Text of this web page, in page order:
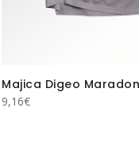
Majica Digeo
9,16€